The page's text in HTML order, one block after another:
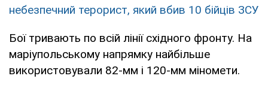
небезпечний терорист, який вбив 10 бійців ЗСУ
Бої тривають по всій лінії східного фронту. На
маріупольському напрямку найбільше
використовували 82-мм і 120-мм міномети.